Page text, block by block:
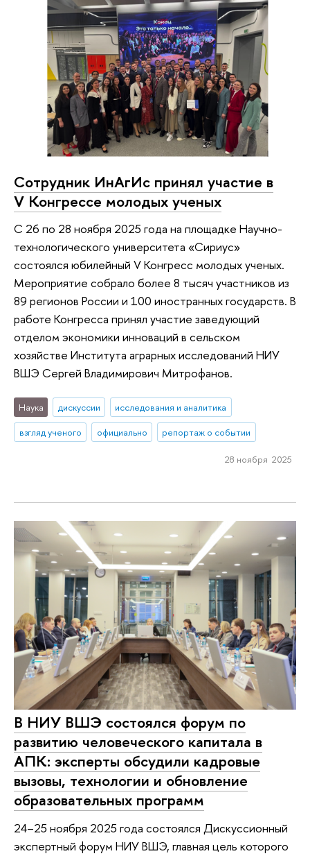
Сотрудник ИнАгИс принял участие в
V Конгрессе молодых ученых
С 26 по 28 ноября 2025 года на площадке Научно-
технологического университета «Сириус»
состоялся юбилейный V Конгресс молодых ученых.
Мероприятие собрало более 8 тысяч участников из
89 регионов России и 100 иностранных государств. В
работе Конгресса принял участие заведующий
отделом экономики инноваций в сельском
хозяйстве Института аграрных исследований НИУ
ВШЭ Сергей Владимирович Митрофанов.
Наука дискуссии
исследования и аналитика
взгляд ученого
официально репортаж о событии
28 ноября 2025
В НИУ ВШЭ состоялся форум по
развитию человеческого капитала в
АПК: эксперты обсудили кадровые
вызовы, технологии и обновление
образовательных программ
24–25 ноября 2025 года состоялся Дискуссионный
экспертный форум НИУ ВШЭ, главная цель которого